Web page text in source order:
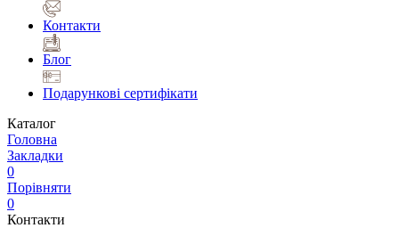
Контакти
Блог
Подарункові сертифікати
Каталог
Головна
Закладки
0
Порівняти
0
Контакти